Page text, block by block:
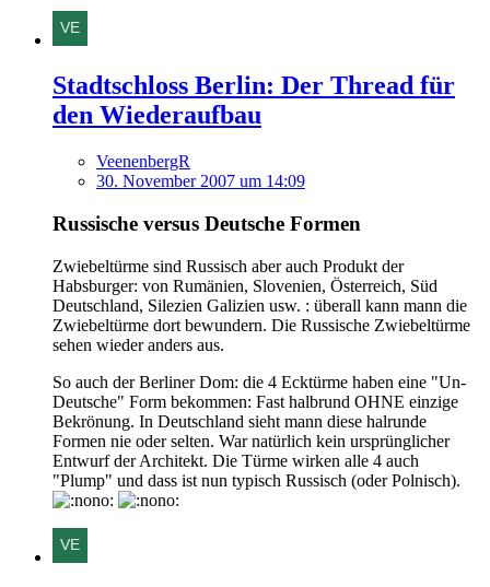
Stadtschloss Berlin: Der Thread für
den Wiederaufbau
VeenenbergR
30. November 2007 um 14:09
Russische versus Deutsche Formen
Zwiebeltürme sind Russisch aber auch Produkt der
Habsburger: von Rumänien, Slovenien, Österreich, Süd
Deutschland, Silezien Galizien usw. : überall kann mann die
Zwiebeltürme dort bewundern. Die Russische Zwiebeltürme
sehen wieder anders aus.
So auch der Berliner Dom: die 4 Ecktürme haben eine "Un-
Deutsche" Form bekommen: Fast halbrund OHNE einzige
Bekrönung. In Deutschland sieht mann diese halrunde
Formen nie oder selten. War natürlich kein ursprünglicher
Entwurf der Architekt. Die Türme wirken alle 4 auch
"Plump" und dass ist nun typisch Russisch (oder Polnisch).